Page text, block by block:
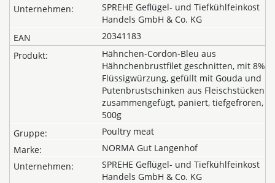
SPREHE Geflügel- und Tiefkühlfeinkost
Handels GmbH & Co. KG
20341183
Hähnchen-Cordon-Bleu aus
Hähnchenbrustfilet geschnitten, mit 8%
Flüssigwürzung, gefüllt mit Gouda und
Putenbrustschinken aus Fleischstücken
zusammengefügt, paniert, tiefgefroren,
500g
Poultry meat
NORMA Gut Langenhof
SPREHE Geflügel- und Tiefkühlfeinkost
Handels GmbH & Co. KG